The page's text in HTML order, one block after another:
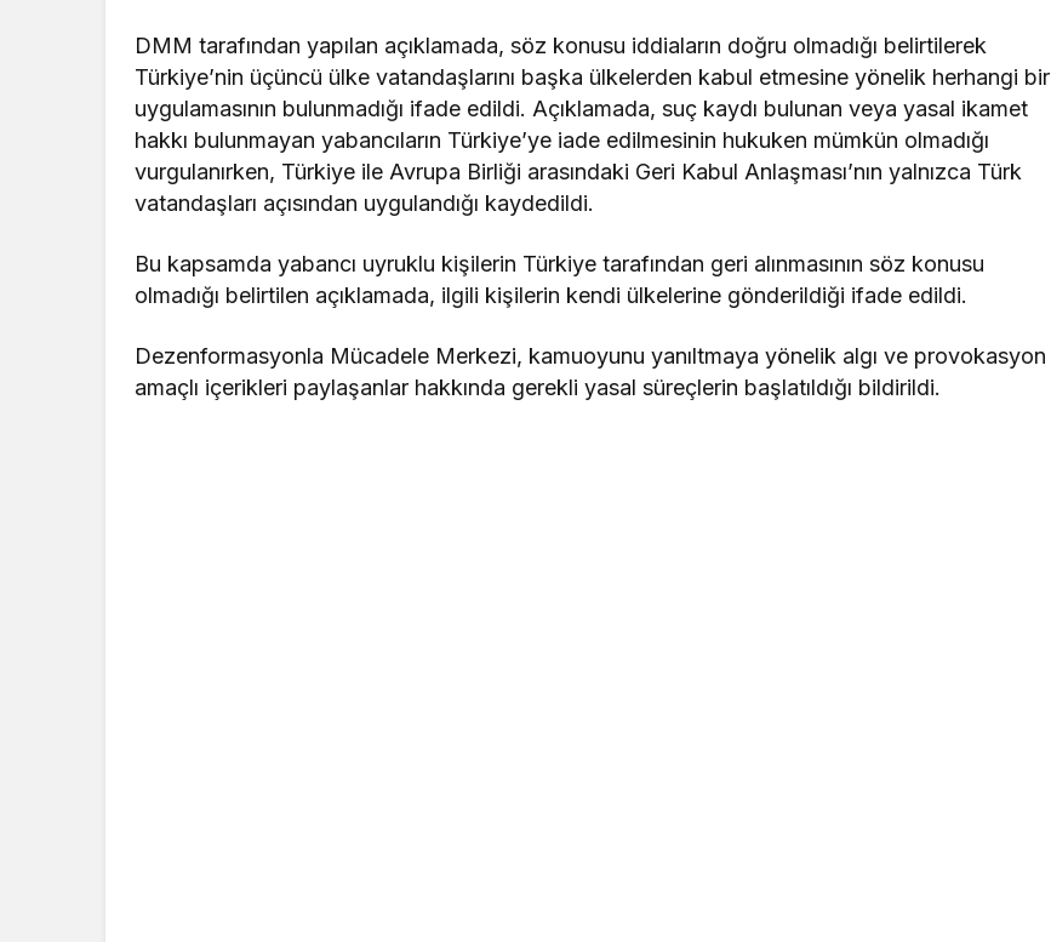
DMM tarafından yapılan açıklamada, söz konusu iddiaların doğru olmadığı belirtilerek
Türkiye’nin üçüncü ülke vatandaşlarını başka ülkelerden kabul etmesine yönelik herhangi bir
uygulamasının bulunmadığı ifade edildi. Açıklamada, suç kaydı bulunan veya yasal ikamet
hakkı bulunmayan yabancıların Türkiye’ye iade edilmesinin hukuken mümkün olmadığı
vurgulanırken, Türkiye ile Avrupa Birliği arasındaki Geri Kabul Anlaşması’nın yalnızca Türk
vatandaşları açısından uygulandığı kaydedildi.
Bu kapsamda yabancı uyruklu kişilerin Türkiye tarafından geri alınmasının söz konusu
olmadığı belirtilen açıklamada, ilgili kişilerin kendi ülkelerine gönderildiği ifade edildi.
Dezenformasyonla Mücadele Merkezi, kamuoyunu yanıltmaya yönelik algı ve provokasyon
amaçlı içerikleri paylaşanlar hakkında gerekli yasal süreçlerin başlatıldığı bildirildi.